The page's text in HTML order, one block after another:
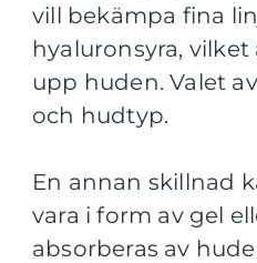
vill bekämpa fina
hyaluronsyra,
upp huden. Valet
och hudtyp.
En annan skillnad
vara i form av gel
absorberas av